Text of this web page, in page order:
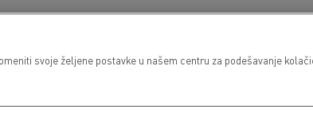
svoje željene postavke u našem centru za podešavanje